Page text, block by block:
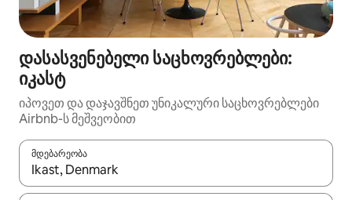
დასასვენებელი საცხოვრებლები:
იკასტ
იპოვეთ და დაჯავშნეთ უნიკალური საცხოვრებლები
Airbnb-ს მეშვეობით
მდებარეობა
როცა შედეგები ხელმისაწვდომი გახდება, ნავიგაციისთვის